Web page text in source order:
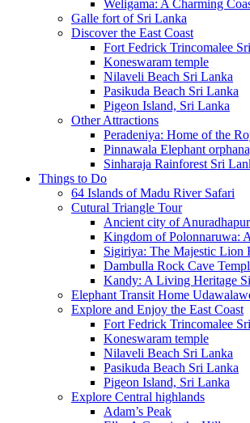
Weligama: A Charming
Galle fort of Sri Lanka
Discover the East Coast
Fort Fedrick Trincomalee
Koneswaram temple
Nilaveli Beach Sri Lanka
Pasikuda Beach Sri Lanka
Pigeon Island, Sri Lanka
Other Attractions
Peradeniya: Home of the
Pinnawala Elephant
Sinharaja Rainforest Sri
Things to Do
64 Islands of Madu River Safari
Cutural Triangle Tour
Ancient city of
Kingdom of Polonnaruwa:
Sigiriya: The Majestic Lion
Dambulla Rock Cave
Kandy: A Living Heritage
Elephant Transit Home
Explore and Enjoy the East Coast
Fort Fedrick Trincomalee
Koneswaram temple
Nilaveli Beach Sri Lanka
Pasikuda Beach Sri Lanka
Pigeon Island, Sri Lanka
Explore Central highlands
Adam’s Peak